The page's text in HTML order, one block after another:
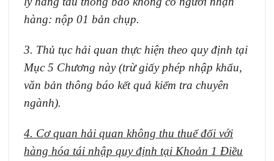
hàng: nộp 01 bản chụp.
3. Thủ tục hải quan thực hiện theo quy định tại
Mục 5 Chương này (trừ giấy phép nhập khẩu,
văn bản thông báo kết quả kiểm tra chuyên
ngành).
4. Cơ quan hải quan không thu thuế đối với
hàng hóa tái nhập quy định tại Khoản 1 Điều